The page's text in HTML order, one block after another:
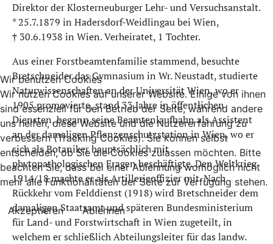
Direktor der Klosterneuburger Lehr- und Versuchsanstalt.
* 25.7.1879 in Hadersdorf-Weidlingau bei Wien,
† 30.6.1938 in Wien. Verheiratet, 1 Tochter.
Aus einer Forstbeamtenfamilie stammend, besuchte
Bretschneider das Gymnasium in Wr. Neustadt, studierte
Naturwissenschaften an der Universität Wien, wo er
1905 promovierte, stand 33 Jahre in öffentlichen
Diensten, begann seine Beamtenlaufbahn als Assistent
an der damaligen Pflanzenschutzstation in Wien, wo er
sich als Botaniker hauptsächlich mit
phytopathologischen Fragen beschäftigte. Den Weltkrieg
1914/18 machte er als Artillerieoffizier mit. Nach
Rückkehr vom Felddienst (1918) wird Bretschneider dem
damaligen Staatsamt und späteren Bundesministerium
für Land- und Forstwirtschaft in Wien zugeteilt, in
welchem er schließlich Abteilungsleiter für das landw.
Wir benutzen Cookies
Wir nutzen Cookies auf unserer Website. Einige von ihnen
sind essenziell für den Betrieb der Seite, während andere
uns helfen, diese Website und die Nutzererfahrung zu
verbessern (Tracking Cookies). Sie können selbst
entscheiden, ob Sie die Cookies zulassen möchten. Bitte
beachten Sie, dass bei einer Ablehnung womöglich nicht
mehr alle Funktionalitäten der Seite zur Verfügung stehen.
Akzeptieren Ablehnen